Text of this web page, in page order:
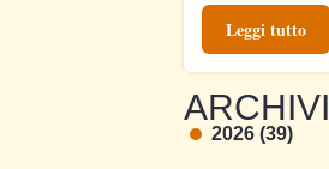
Leggi tutto
ARCHIVI
2026 (39)